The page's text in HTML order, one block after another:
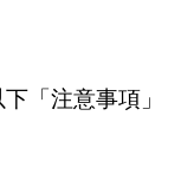
「注意事項」